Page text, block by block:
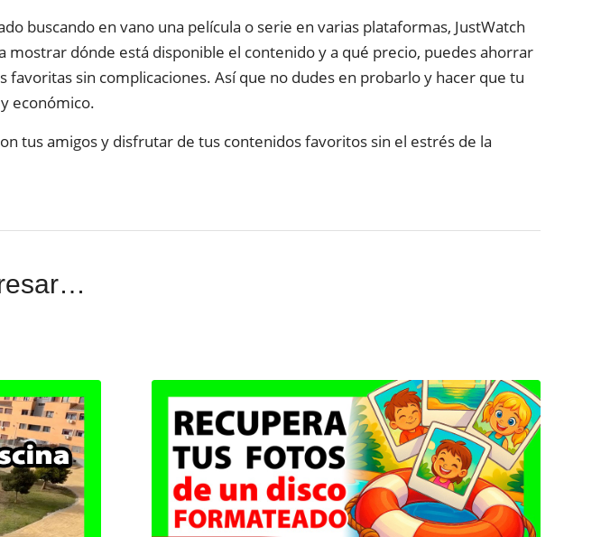
buscando en vano una película o serie en varias plataformas, JustWatch
mostrar dónde está disponible el contenido y a qué precio, puedes ahorrar
sin complicaciones. Así que no dudes en probarlo y hacer que tu
económico.
tus amigos y disfrutar de tus contenidos favoritos sin el estrés de la